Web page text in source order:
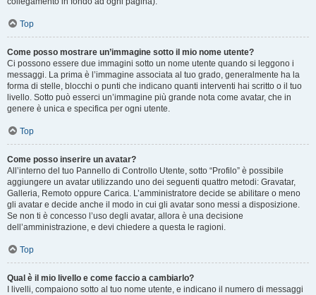
Top
Come posso mostrare un’immagine sotto il mio nome utente?
Ci possono essere due immagini sotto un nome utente quando si leggono i
messaggi. La prima è l’immagine associata al tuo grado, generalmente ha la
forma di stelle, blocchi o punti che indicano quanti interventi hai scritto o il tuo
livello. Sotto può esserci un’immagine più grande nota come avatar, che in
genere è unica e specifica per ogni utente.
Top
Come posso inserire un avatar?
All’interno del tuo Pannello di Controllo Utente, sotto “Profilo” è possibile
aggiungere un avatar utilizzando uno dei seguenti quattro metodi: Gravatar,
Galleria, Remoto oppure Carica. L’amministratore decide se abilitare o meno
gli avatar e decide anche il modo in cui gli avatar sono messi a disposizione.
Se non ti è concesso l’uso degli avatar, allora è una decisione
dell’amministrazione, e devi chiedere a questa le ragioni.
Top
Qual è il mio livello e come faccio a cambiarlo?
I livelli, compaiono sotto al tuo nome utente, e indicano il numero di messaggi